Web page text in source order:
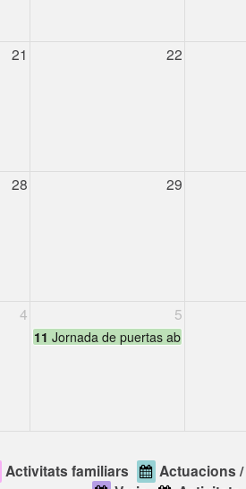
21 22
28 29
4 5
11 Jornada de puertas abiertas -
Activitats familiars
Actuacions